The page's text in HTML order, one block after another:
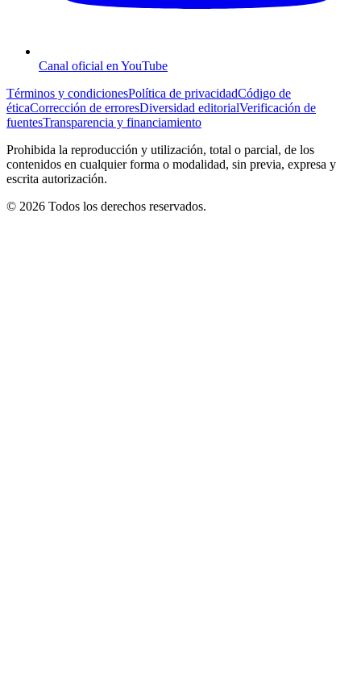
Canal oficial en YouTube
Términos y condicionesPolítica de privacidadCódigo de
éticaCorrección de erroresDiversidad editorialVerificación de
fuentesTransparencia y financiamiento
Prohibida la reproducción y utilización, total o parcial, de los
contenidos en cualquier forma o modalidad, sin previa, expresa y
escrita autorización.
© 2026 Todos los derechos reservados.